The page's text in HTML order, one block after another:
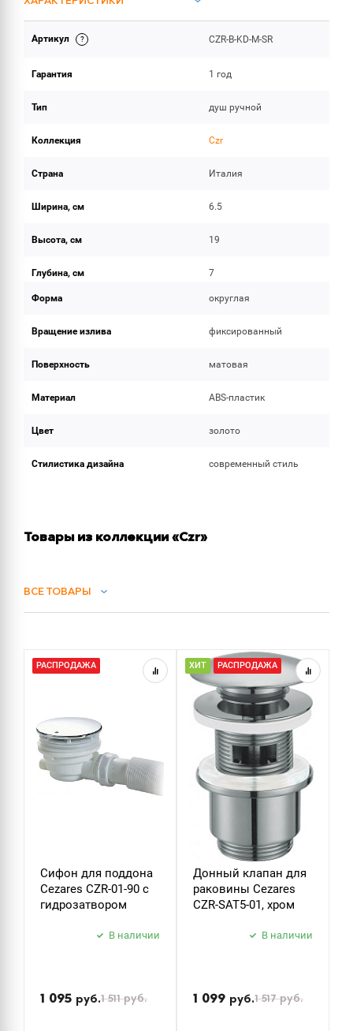
ОБЪЕМ ПОСТАВКИ
Артикул CZR-B-KD-M-SR
Гарантия 1 год
Тип душ ручной
Коллекция Czr
Страна Италия
Ширина, см 6.5
Высота, см 19
Глубина, см 7
Форма округлая
Вращение излива фиксированный
Поверхность матовая
Материал ABS-пластик
Цвет золото
Стилистика дизайна современный стиль
Товары из коллекции «Czr»
ВСЕ ТОВАРЫ
ДУШ
ДУШЕВЫЕ ГАРНИТУРЫ
РАСПРОДАЖА
Сифон для поддона
Cezares CZR-01-90 с
гидрозатвором
В наличии
1 095 руб.1 511руб.
ХИТ РАСПРОДАЖА
Донный клапан для
раковины Cezares
CZR-SAT5-01, хром
В наличии
1 099 руб.1 517руб.